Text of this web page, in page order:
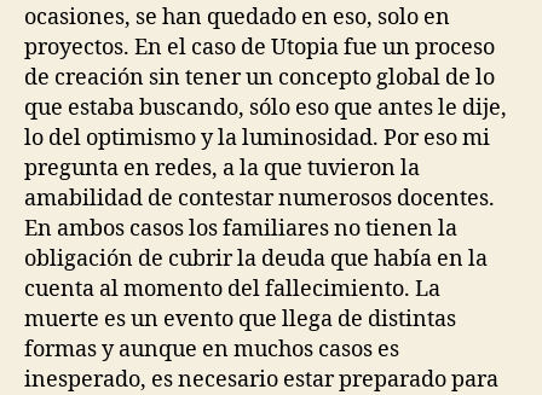
ocasiones, se han quedado en eso, solo en
proyectos. En el caso de Utopia fue un proceso
de creación sin tener un concepto global de lo
que estaba buscando, sólo eso que antes le dije,
lo del optimismo y la luminosidad. Por eso mi
pregunta en redes, a la que tuvieron la
amabilidad de contestar numerosos docentes.
En ambos casos los familiares no tienen la
obligación de cubrir la deuda que había en la
cuenta al momento del fallecimiento. La
muerte es un evento que llega de distintas
formas y aunque en muchos casos es
inesperado, es necesario estar preparado para